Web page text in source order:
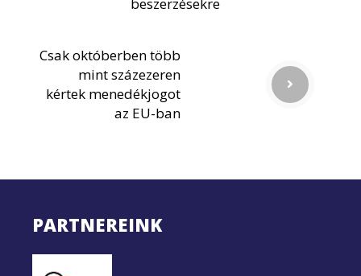
Csak októberben több
mint százezeren
kértek menedékjogot
az EU-ban
PARTNEREINK